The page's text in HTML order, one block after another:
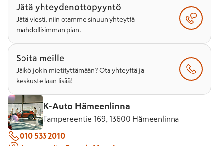
Jätä yhteydenottopyyntö
Jätä viesti, niin otamme sinuun yhteyttä
mahdollisimman pian.
Soita meille
Jäikö jokin mietityttämään? Ota yhteyttä ja
keskustellaan lisää!
K-Auto Hämeenlinna
Tampereentie 169, 13600 Hämeenlinna
010 533 2010